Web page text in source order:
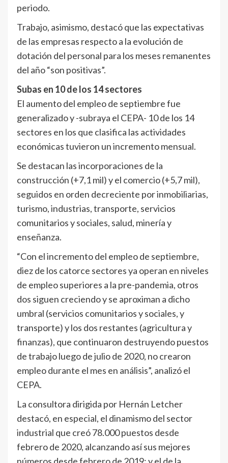
periodo.
Trabajo, asimismo, destacó que las expectativas
de las empresas respecto a la evolución de
dotación del personal para los meses remanentes
del año “son positivas”.
Subas en 10 de los 14 sectores
El aumento del empleo de septiembre fue
generalizado y -subraya el CEPA- 10 de los 14
sectores en los que clasifica las actividades
económicas tuvieron un incremento mensual.
Se destacan las incorporaciones de la
construcción (+7,1 mil) y el comercio (+5,7 mil),
seguidos en orden decreciente por inmobiliarias,
turismo, industrias, transporte, servicios
comunitarios y sociales, salud, minería y
enseñanza.
“Con el incremento del empleo de septiembre,
diez de los catorce sectores ya operan en niveles
de empleo superiores a la pre-pandemia, otros
dos siguen creciendo y se aproximan a dicho
umbral (servicios comunitarios y sociales, y
transporte) y los dos restantes (agricultura y
finanzas), que continuaron destruyendo puestos
de trabajo luego de julio de 2020, no crearon
empleo durante el mes en análisis”, analizó el
CEPA.
La consultora dirigida por Hernán Letcher
destacó, en especial, el dinamismo del sector
industrial que creó 78.000 puestos desde
febrero de 2020, alcanzando así sus mejores